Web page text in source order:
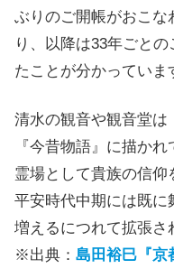
ぶりのご開帳がおこな
り、以降は33年ごと
たことが分かっていま
清水の観音や観音堂は
『今昔物語』に描か
霊場として貴族の信仰
平安時代中期には既
増えるにつれて拡張さ
※出典： 島田裕巳『京